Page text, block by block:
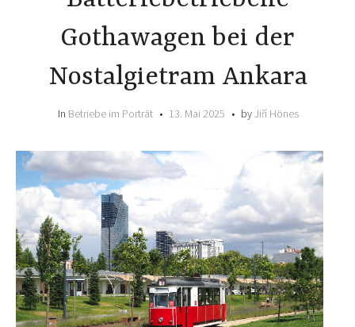
Gothawagen bei der
Nostalgietram Ankara
In Betriebe im Porträt 13. Mai 2025 byJiří Hönes